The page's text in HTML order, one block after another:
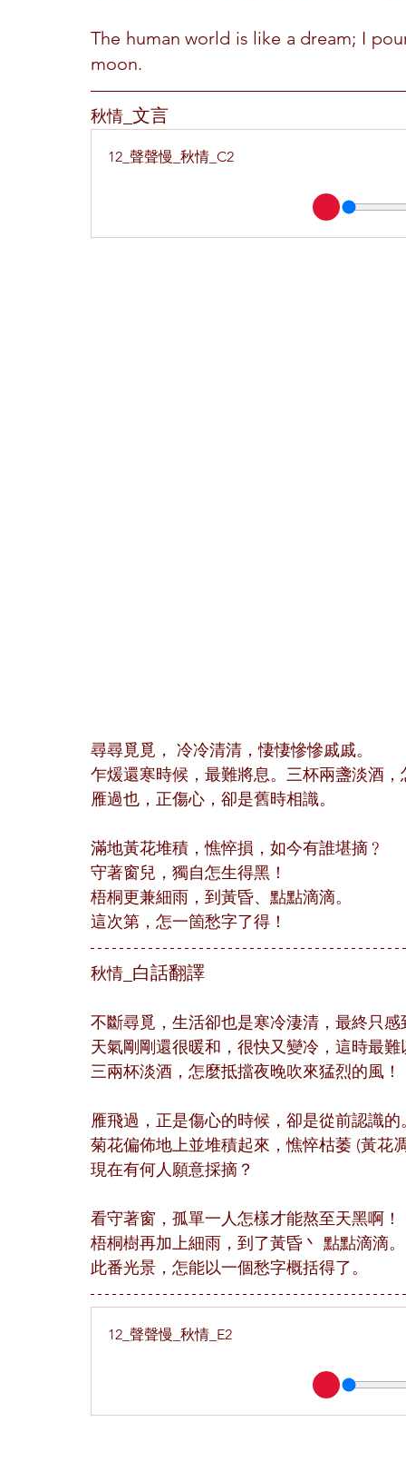
The human world is like a dream; I
moon.
秋情 _文言
12_聲聲慢_秋情_C2
尋尋覓覓， 冷冷清清，悽悽慘慘戚戚。
乍煖還寒時候，最難將息。三杯兩盞淡酒
雁過也，正傷心，卻是舊時相識。
滿地黃花堆積，憔悴損，如今有誰堪摘﹖
守著窗兒，獨自怎生得黑！
梧桐更兼細雨，到黃昏、點點滴滴。
這次第，怎一箇愁字了得！
秋情 _白話翻譯
不斷尋覓，生活卻也是寒冷淒清，最終只
天氣剛剛還很暖和，很快又變冷，這時最難
三兩杯淡酒，怎麼抵擋夜晚吹來猛烈的風！
雁飛過，正是傷心的時候，卻是從前認識的
菊花偏佈地上並堆積起來，憔悴枯萎 (黃花
現在有何人願意採摘？
看守著窗，孤單一人怎樣才能熬至天黑啊！
梧桐樹再加上細雨，到了黃昏丶 點點滴滴。
此番光景，怎能以一個愁字概括得了。
12_聲聲慢_秋情_E2